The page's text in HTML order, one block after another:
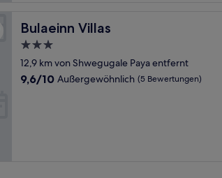
Bulaeinn Villas
Bulaeinn Villas
3.0-
Sterne-
Unterkunft
12,9 km von Shwegugale Paya entfernt
9.6
9,6/10 Außergewöhnlich (5 Bewertungen)